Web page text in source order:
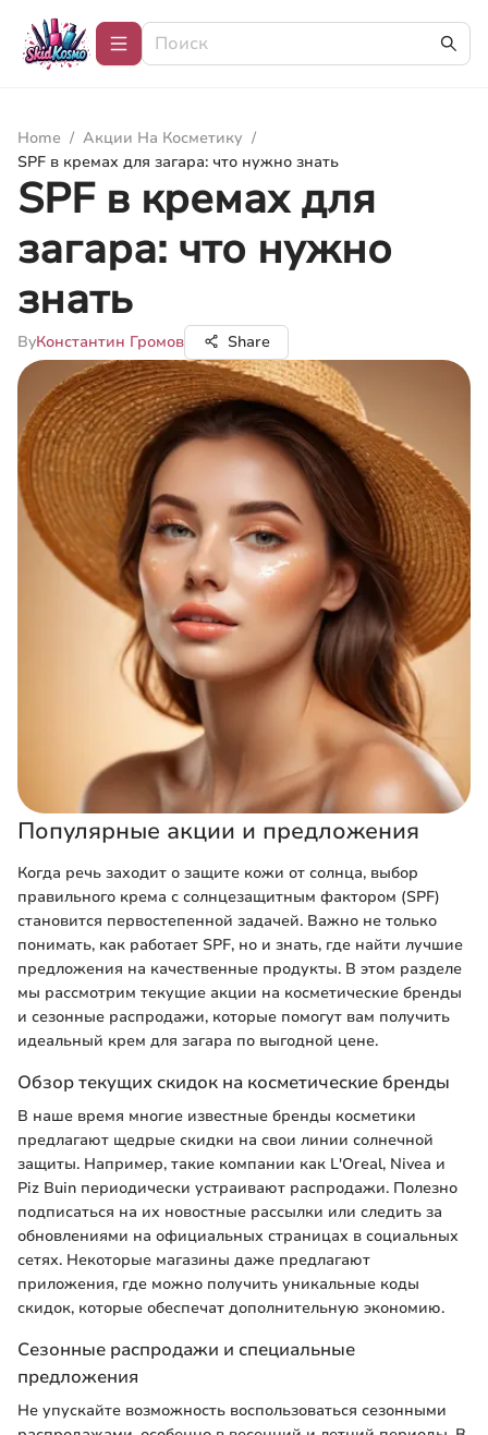
Home / Акции На Косметику /
SPF в кремах для загара: что нужно знать
SPF в кремах для
загара: что нужно
знать
ByКонстантин Громов Share
Популярные акции и предложения
Когда речь заходит о защите кожи от солнца, выбор
правильного крема с солнцезащитным фактором (SPF)
становится первостепенной задачей. Важно не только
понимать, как работает SPF, но и знать, где найти лучшие
предложения на качественные продукты. В этом разделе
мы рассмотрим текущие акции на косметические бренды
и сезонные распродажи, которые помогут вам получить
идеальный крем для загара по выгодной цене.
Обзор текущих скидок на косметические бренды
В наше время многие известные бренды косметики
предлагают щедрые скидки на свои линии солнечной
защиты. Например, такие компании как L'Oreal, Nivea и
Piz Buin периодически устраивают распродажи. Полезно
подписаться на их новостные рассылки или следить за
обновлениями на официальных страницах в социальных
сетях. Некоторые магазины даже предлагают
приложения, где можно получить уникальные коды
скидок, которые обеспечат дополнительную экономию.
Сезонные распродажи и специальные
предложения
Не упускайте возможность воспользоваться сезонными